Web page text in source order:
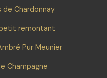
de Chardonnay
remontant
Pur Meunier
Champagne